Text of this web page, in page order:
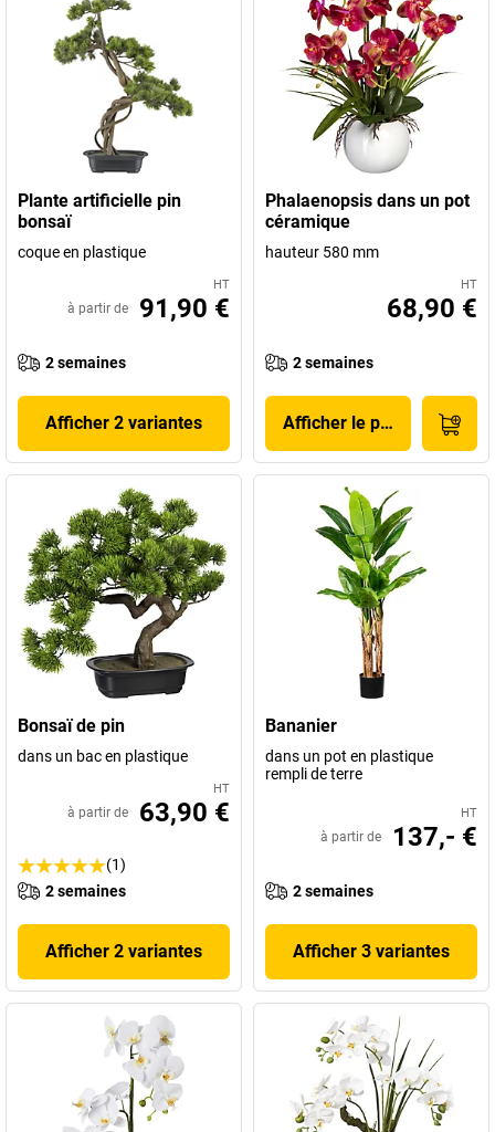
Plante artificielle pin
bonsaï
coque en plastique
HT
à partir de 91,90 €
2 semaines
Afficher 2 variantes
Phalaenopsis dans un pot
céramique
hauteur 580 mm
HT
68,90 €
2 semaines
Afficher le produit
Bonsaï de pin
dans un bac en plastique
HT
à partir de 63,90 €
(1)
2 semaines
Afficher 2 variantes
Bananier
dans un pot en plastique
rempli de terre
HT
à partir de 137,- €
2 semaines
Afficher 3 variantes